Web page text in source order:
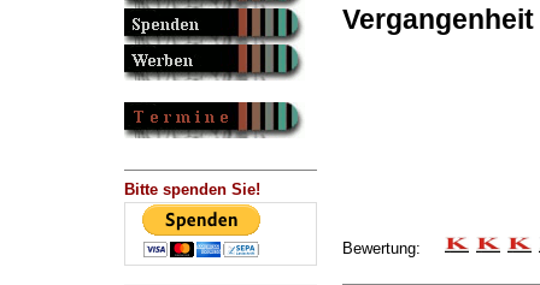
Bitte spenden Sie!
Vergangenheit
Bewertung: